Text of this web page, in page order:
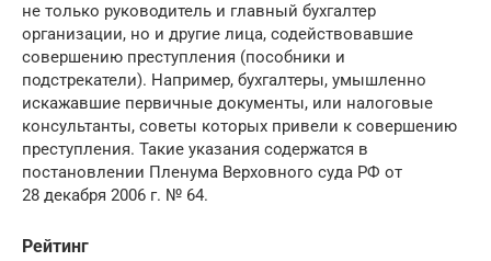
не только руководитель и главный бухгалтер
организации, но и другие лица, содействовавшие
совершению преступления (пособники и
подстрекатели). Например, бухгалтеры, умышленно
искажавшие первичные документы, или налоговые
консультанты, советы которых привели к совершению
преступления. Такие указания содержатся в
постановлении Пленума Верховного суда РФ от
28 декабря 2006 г. № 64.
Рейтинг